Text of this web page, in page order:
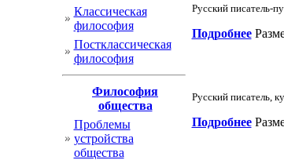
Классическая
философия
Постклассическая
философия
Философия
общества
Проблемы
устройства
общества
Русский писатель-
Подробнее
Русский писатель,
Подробнее